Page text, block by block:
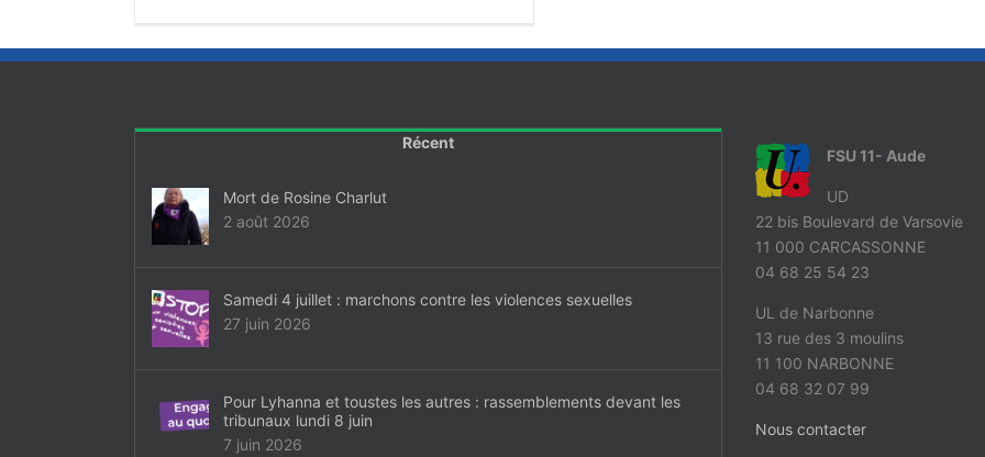
Récent
Mort de Rosine Charlut
2 août 2026
Samedi 4 juillet : marchons contre les violences sexuelles
27 juin 2026
Pour Lyhanna et toustes les autres : rassemblements devant les
tribunaux lundi 8 juin
7 juin 2026
FSU 11- Aude
UD
22 bis Boulevard de Varsovie
11 000 CARCASSONNE
04 68 25 54 23
UL de Narbonne
13 rue des 3 moulins
11 100 NARBONNE
04 68 32 07 99
Nous contacter